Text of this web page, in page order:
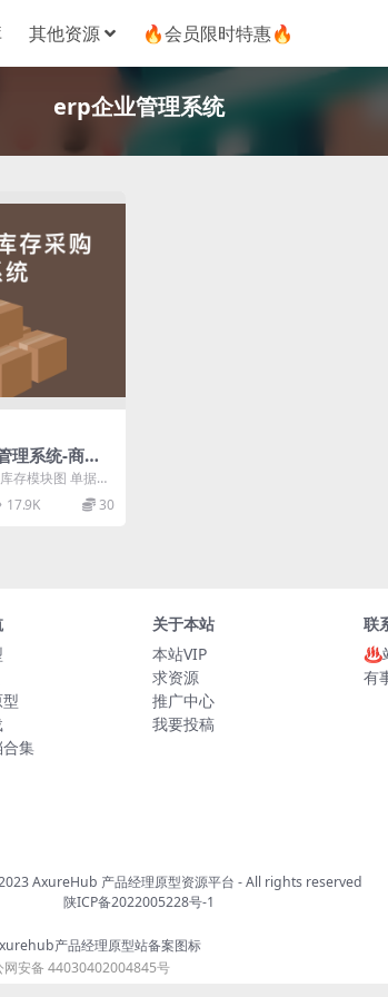
其他资源 🔥会员限时特惠🔥
erp企业管理系统
理系统-商家
源文件
存模块图 单据联
始化...
17.9K 30
集
关于本站
本站VIP
求资源
推广中心
我要投稿
联
♨️
有
AxureHub 产品经理原型资源平台 - All rights reserved
陕ICP备2022005228号-1
网安备 44030402004845号